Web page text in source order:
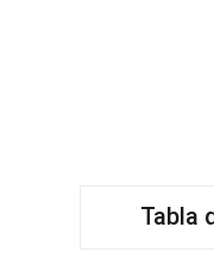
Tabla